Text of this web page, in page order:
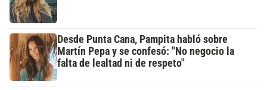
Desde Punta Cana, Pampita habló sobre
Martín Pepa y se confesó: "No negocio la
falta de lealtad ni de respeto"